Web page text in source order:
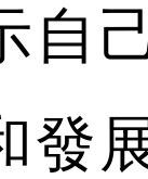
自
發